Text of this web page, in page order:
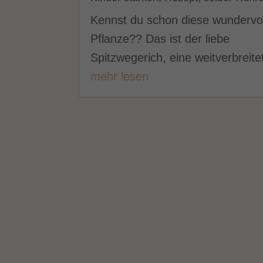
Kennst du schon diese
Pflanze?? Das ist der liebe
Spitzwegerich, eine
mehr lesen